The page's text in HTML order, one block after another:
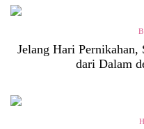
Jelang Hari
dari Dalam